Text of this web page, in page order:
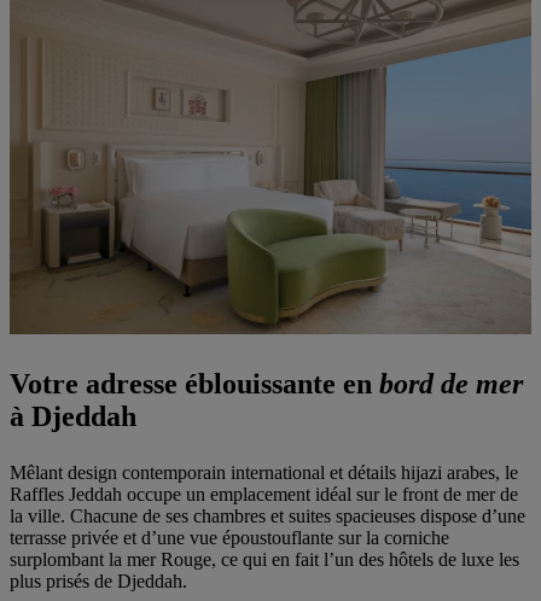
Votre adresse éblouissante en bord de mer
à Djeddah
Mêlant design contemporain international et détails hijazi arabes, le
Raffles Jeddah occupe un emplacement idéal sur le front de mer de
la ville. Chacune de ses chambres et suites spacieuses dispose d’une
terrasse privée et d’une vue époustouflante sur la corniche
surplombant la mer Rouge, ce qui en fait l’un des hôtels de luxe les
plus prisés de Djeddah.